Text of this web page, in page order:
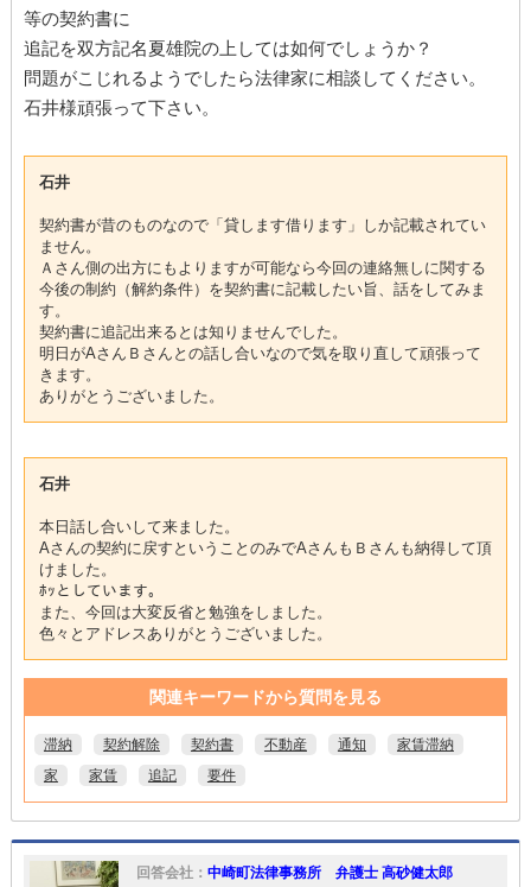
等の契約書に
追記を双方記名夏雄院の上しては如何でしょうか？
問題がこじれるようでしたら法律家に相談してください。
石井様頑張って下さい。
石井
契約書が昔のものなので「貸します借ります」しか記載されてい
ません。
Ａさん側の出方にもよりますが可能なら今回の連絡無しに関する
今後の制約（解約条件）を契約書に記載したい旨、話をしてみま
す。
契約書に追記出来るとは知りませんでした。
明日がAさんＢさんとの話し合いなので気を取り直して頑張って
きます。
ありがとうございました。
石井
本日話し合いして来ました。
Aさんの契約に戻すということのみでAさんもＢさんも納得して頂
けました。
ﾎｯとしています。
また、今回は大変反省と勉強をしました。
色々とアドレスありがとうございました。
関連キーワードから質問を見る
滞納 契約解除 契約書 不動産 通知
家賃滞納
家
家賃 追記 要件
回答会社： 中崎町法律事務所 弁護士 高砂健太郎